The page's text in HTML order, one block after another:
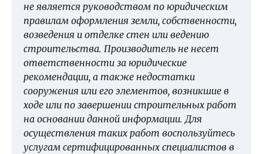
не является руководством по юридическим
правилам оформления земли, собственности,
возведения и отделке стен или ведению
строительства. Производитель не несет
ответственности за юридические
рекомендации, а также недостатки
сооружения или его элементов, возникшие в
ходе или по завершении строительных работ
на основании данной информации. Для
осуществления таких работ воспользуйтесь
услугам сертифицированных специалистов в